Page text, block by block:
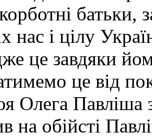
батьки,
нас і цілу
це завдяки
це від
Олега Павліша
на обійсті